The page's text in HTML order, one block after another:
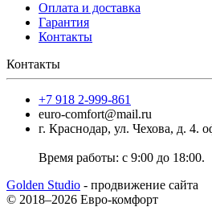
Оплата и доставка
Гарантия
Контакты
Контакты
+7 918 2-999-861
euro-comfort@mail.ru
г. Краснодар, ул. Чехова, д. 4.
Время работы: с 9:00 до 18:00.
Golden Studio - продвижение сайта
© 2018–2026 Евро-комфорт